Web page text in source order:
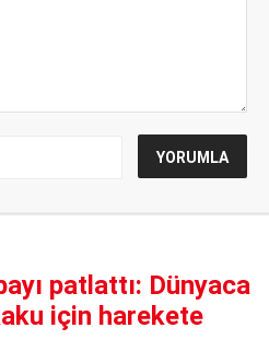
patlattı: Dünyaca
için harekete